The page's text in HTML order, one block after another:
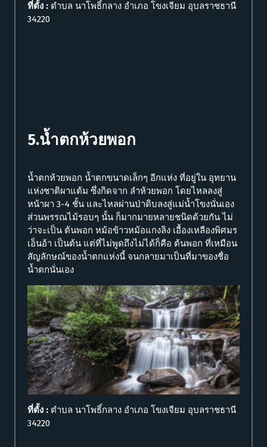
ที่ตั้ง : ตำบล นาโพธิ์กลาง อำเภอ โขงเจียม อุบลราชธานี
34220
5.น้ำตกห้วยพอก
น้ำตกห้วยพอก น้ำตกขนาดเล็กๆ อีกแห่ง ที่อยู่ใน อุทยาน
แห่งชาติผาแต้ม ซึ่งกิดจาก ลำห้วยพอก โดยไหลลงสู่
หน้าผา 3-4 ชั้น และไหลผ่านป่าดิบลงสู่แม่น้ำโขงนั่นเอง
ส่วนพรรณไม้รอบๆ นั้น ก็มากมายหลายชนิดด้วยกัน ไม่
ว่าจะเป็น ต้นพอก หม้อข้าวหม้อแกงลิง เอื้องเหลืองพิศมร
เอ็นอ้า เป็นต้น แต่ที่ไม่พูดถึงไม่ได้ก็คือ ต้นพอก ที่เหมือน
สัญลักษณ์ของน้ำตกแห่งนี้ จนกลายมาเป็นที่มาของชื่อ
น้ำตกนั่นเอง
ที่ตั้ง : ตำบล นาโพธิ์กลาง อำเภอ โขงเจียม อุบลราชธานี
34220